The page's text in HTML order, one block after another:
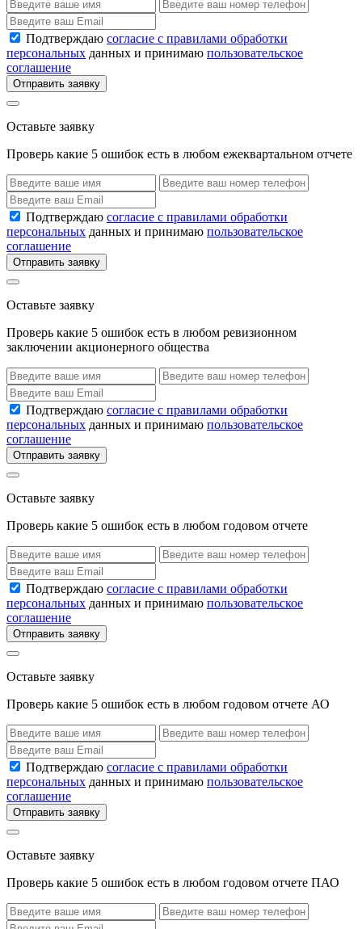
Подтверждаю согласие с правилами обработки
персональных данных и принимаю пользовательское
соглашение
Отправить заявку
Оставьте заявку
Проверь какие 5 ошибок есть в любом ежеквартальном отчете
Подтверждаю согласие с правилами обработки
персональных данных и принимаю пользовательское
соглашение
Отправить заявку
Оставьте заявку
Проверь какие 5 ошибок есть в любом ревизионном
заключении акционерного общества
Подтверждаю согласие с правилами обработки
персональных данных и принимаю пользовательское
соглашение
Отправить заявку
Оставьте заявку
Проверь какие 5 ошибок есть в любом годовом отчете
Подтверждаю согласие с правилами обработки
персональных данных и принимаю пользовательское
соглашение
Отправить заявку
Оставьте заявку
Проверь какие 5 ошибок есть в любом годовом отчете АО
Подтверждаю согласие с правилами обработки
персональных данных и принимаю пользовательское
соглашение
Отправить заявку
Оставьте заявку
Проверь какие 5 ошибок есть в любом годовом отчете ПАО